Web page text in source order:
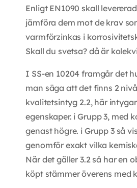
Enligt EN1090 skall
jämföra dem mot de krav
varmförzinkas i
Skall du svetsa? då är
I SS-en 10204 framgår det
man säga att det finns 2
kvalitetsintyg 2.2, här
egenskaper. i Grupp 3, med
genast högre. i Grupp 3 så
genomför exakt vilka
När det gäller 3.2 så har en
köpt stämmer överens med